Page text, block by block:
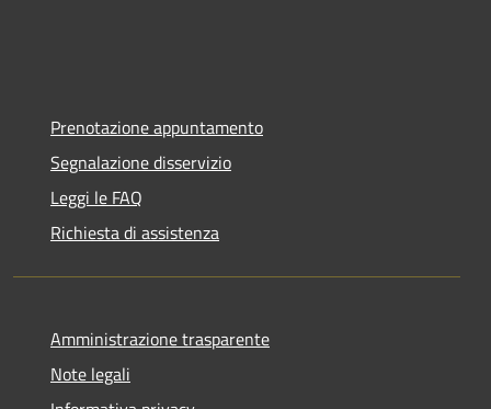
Prenotazione appuntamento
Segnalazione disservizio
Leggi le FAQ
Richiesta di assistenza
Amministrazione trasparente
Note legali